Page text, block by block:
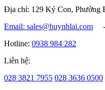
Địa chỉ: 129 Ký Con, Phường
Email: sales@huynhlai.com
-
Hotline: 0938 984 282
Liên hệ:
028 3821 7955 028 3636 0500